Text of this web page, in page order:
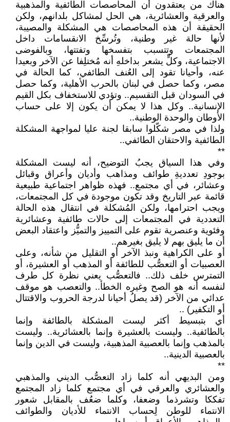
هناك من يعتقدون أن المحاصصات الطائفية والمذهبية
والعرقية والعشائرية، هي الحل لمشاكل بلدانهم، ولكن
الحقيقة أن هذه المحاصصات هي المشكلة والمصيبة،
لأنها حالة غير وطنية، وتُرسِّخ الانقسامات داخل
المجتمعات وتتسبب بتفسخها وتفتتها، وبالفوضى
الاجتماعية، وكلٍّ يشعر بداخلهِ أنه مُختلِفا عن الآخر وبعيدا
عنه، وأحيانا تقود إلى العُنف الطائفي، كما الحالة في
مصر، وكما حصل في لبنان بالحرب الأهلية، وكما حصل
في السودان قبل التقسيم.. وتؤدي للاستخفاف بكل القيم
الإنسانية.. وكل هذا لا يمكن أن يكون إلا على حساب
الأوطان والوحدة الوطنية..
ولذا في مصر شكّلوا سابقا لجنة عليا لمواجهة المشكلة
الطائفية والاحتقان الطائفي..
**
وفي هذا السياق يجبُ التوضيح، أنه ليست المشكلة
بوجودِ تعدديةِ طوائف ومذاهب وأديان وأعراق وقبائل
وعشائر، في أي مجتمع.. فهذه ظواهر اجتماعية طبيعية
قائمة عبر التاريخ وقد تكون موجودة في كل المجتمعات،
ويجب احترامها، ولكن المُشكلة في انتقال هذه الحالة
التعددية في المجتمعات إلى حالات طائفية وعشائرية
وفئوية وعنصرية تقوم على التمييز والتميُّز واعتقاد البعض
أن ما يليق بهم لا يليق بغيرهم..
أو على الكراهية ونبذ الآخر أو التقليل من شأنه، وعلى
العصبيات أو التعصُّب للطائفة أو المذهب أو العشيرة، أو
التمترس خلف ذلك.. فالتعصُّب يعني نظرة كل طرف
لنفسه أنه هو الصح وغيره الخطأ.. والتعصب هو موقف
عدائي من الآخر (قد يصلُ أحيانا لدرجة الحروب والاقتتال
أو التكفير) ..
أي بتبسيط أكثر ليست المشكلة بالطائفة وإنما
بالطائفية.. وليست بالعشيرة وإنما بالعشائرية.. وليست
بالمذهب وإنما بالعصبية المذهبية، وليست في الدين وإنما
بالعصبية الدينية..
**
ومن البديهي أنه كلما زاد التعصُّب الديني والمذهبي
والعشائري والعرقي في أي مجتمع كلما زاد المجتمع
تفككا وتشرذما وضعفا، وكلما ضعُف بالمقابل شعور
الانتماء للوطن لِحساب الانتماء للأديان والطوائف